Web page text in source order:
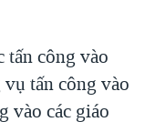
công vào
tấn công vào
vào các giáo